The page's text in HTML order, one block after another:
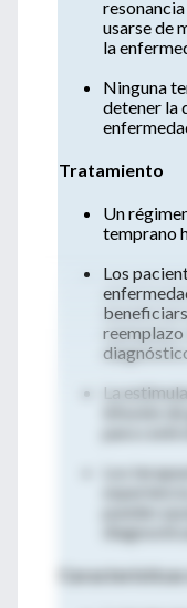
usarse de
la
Ninguna
detener la
Tratamiento
Un
temprano
Los
reemplazo
La
infusión
Los